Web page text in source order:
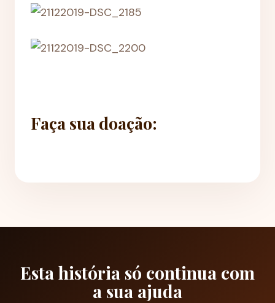
Faça sua doação:
Esta história só continua com
a sua ajuda